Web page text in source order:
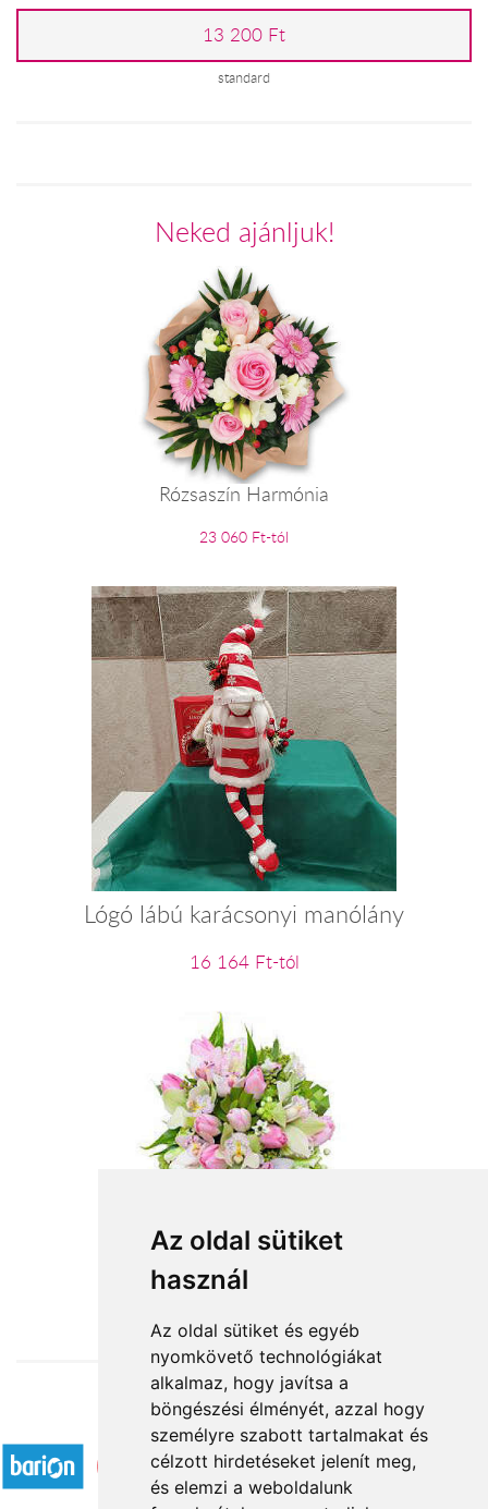
Az oldal sütiket
használ
Az oldal sütiket és egyéb
nyomkövető technológiákat
alkalmaz, hogy javítsa a
böngészési élményét, azzal hogy
személyre szabott tartalmakat és
célzott hirdetéseket jelenít meg,
és elemzi a weboldalunk
13 200 Ft
standard
Neked ajánljuk!
Rózsaszín Harmónia
23 060 Ft-tól
Lógó lábú karácsonyi manólány
16 164 Ft-tól
Elragadó
30 800 Ft-tól
Elfogadott fizetési módok